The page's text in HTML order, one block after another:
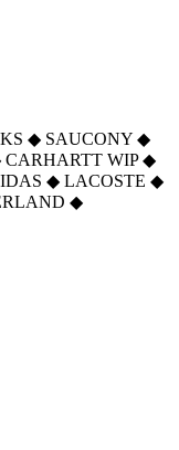
◆ SAUCONY ◆
CARHARTT WIP ◆
◆ LACOSTE ◆
◆